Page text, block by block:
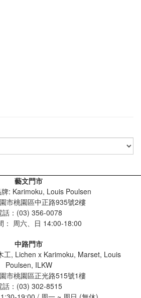
藝文門市
: Karimoku, Louis Poulsen
市桃園區中正路935號2樓
話：(03) 356-0078
周六、日 14:00-18:00
中路門市
工, Lichen x Karimoku, Marset, Louis
Poulsen, ILKW
市桃園區正光路515號1樓
話：(03) 302-8515